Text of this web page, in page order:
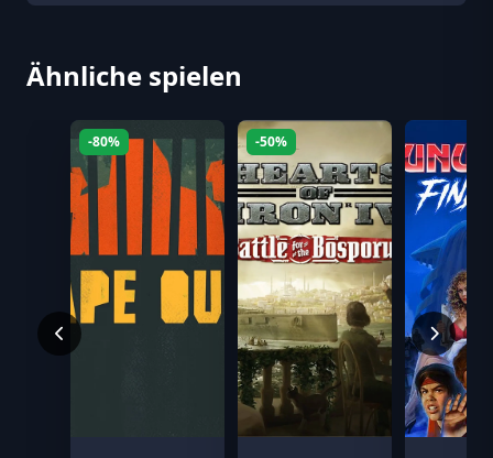
Ähnliche spielen
-80% -50%